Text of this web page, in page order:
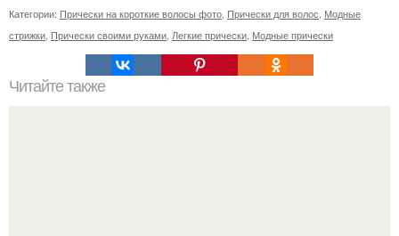
Категории: Прически на короткие волосы фото Прически для волос Модные
стрижки Прически своими руками Легкие прически Модные прически
Читайте также